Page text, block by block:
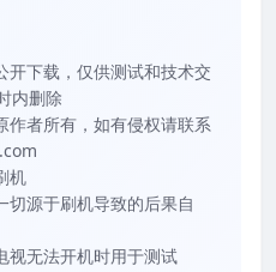
开下载，仅供测试和技术交
内删除
作者所有，如有侵权请联系
机
切源于刷机导致的后果自
视无法开机时用于测试